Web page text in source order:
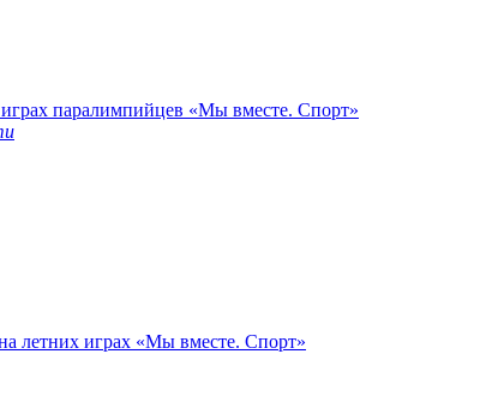
паралимпийцев «Мы вместе. Спорт»
летних играх «Мы вместе. Спорт»